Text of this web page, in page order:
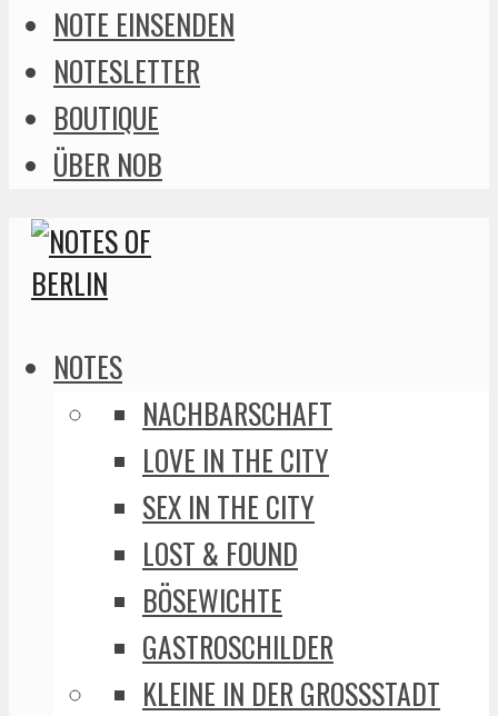
NOTE EINSENDEN
NOTESLETTER
BOUTIQUE
ÜBER NOB
NOTES
NACHBARSCHAFT
LOVE IN THE CITY
SEX IN THE CITY
LOST & FOUND
BÖSEWICHTE
GASTROSCHILDER
KLEINE IN DER GROSSSTADT